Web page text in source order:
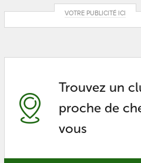
VOTRE PUBLICITÉ ICI
Trouvez un
proche de
vous